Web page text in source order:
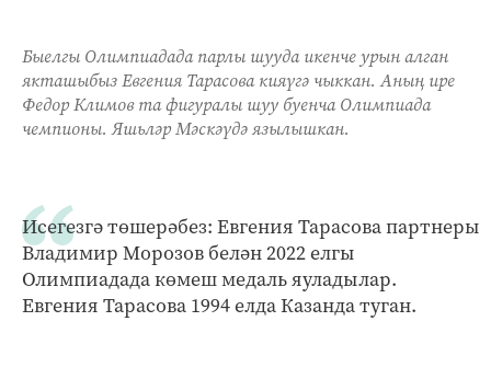
Быелгы Олимпиадада парлы шууда икенче урын алган
якташыбыз Евгения Тарасова кияүгә чыккан. Аның ире
Федор Климов та фигуралы шуу буенча Олимпиада
чемпионы. Яшьләр Мәскәүдә язылышкан.
Исегезгә төшерәбез: Евгения Тарасова партнеры
Владимир Морозов белән 2022 елгы
Олимпиадада көмеш медаль яуладылар.
Евгения Тарасова 1994 елда Казанда туган.